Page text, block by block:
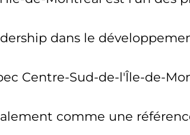
dans le
Centre-Sud-de-l'Île-de-
comme une